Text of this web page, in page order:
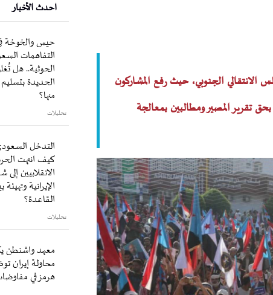
الجنوبي، حيث رفع المشاركون
تقرير المصير ومطالبين بمعالجة
احدث الأخبار
حيس والخوخة
التفاهمات
الحوثية.. هل
الحديدة
منها؟
تحليلات
التدخل
كيف انتهت
الانقلابيين
الإيرانية
القاعدة؟
تحليلات
معهد
محاولة إيران
هرمز في